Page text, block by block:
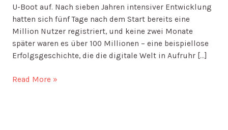
U-Boot auf. Nach sieben Jahren intensiver Entwicklung
hatten sich fünf Tage nach dem Start bereits eine
Million Nutzer registriert, und keine zwei Monate
später waren es über 100 Millionen – eine beispiellose
Erfolgsgeschichte, die die digitale Welt in Aufruhr […]
Read More »